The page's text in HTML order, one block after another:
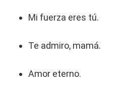
Mi fuerza eres tú.
Te admiro, mamá.
Amor eterno.